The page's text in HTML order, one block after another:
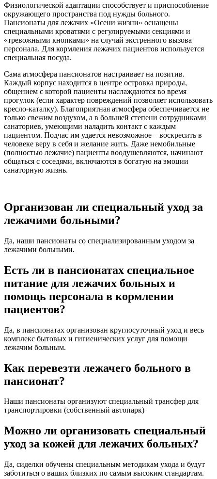
Физиологической адаптации способствует и приспособление
окружающего пространства под нужды больного.
Пансионаты для лежачих «Осени жизни» оснащены
специальными кроватями с регулируемыми секциями и
«тревожными кнопками» на случай экстренного вызова
персонала. Для кормления лежачих пациентов используется
специальная посуда.
Сама атмосфера пансионатов настраивает на позитив.
Каждый корпус находится в центре островка природы,
общением с которой пациенты наслаждаются во время
прогулок (если характер повреждений позволяет использовать
кресло-каталку). Благоприятная атмосфера обеспечивается не
только свежим воздухом, а в большей степени сотрудниками
санаториев, умеющими наладить контакт с каждым
пациентом. Подчас им удается невозможное – воскресить в
человеке веру в себя и желание жить. Даже немобильные
(полностью лежачие) пациенты воодушевляются, начинают
общаться с соседями, включаются в богатую на эмоции
санаторную жизнь.
Организован ли специальный уход за
лежачими больными?
Да, наши пансионаты со специализированным уходом за
лежачими больными.
Есть ли в пансионатах специальное
питание для лежачих больных и
помощь персонала в кормлении
пациентов?
Да, в пансионатах организован круглосуточный уход и весь
комплекс бытовых и гигиенических услуг для помощи
лежачим больным.
Как перевезти лежачего больного в
пансионат?
Наши пансионаты организуют специальный трансфер для
транспортировки (собственный автопарк)
Можно ли организовать специальный
уход за кожей для лежачих больных?
Да, сиделки обучены специальным методикам ухода и будут
заботиться о ваших близких по самым высоким стандартам.